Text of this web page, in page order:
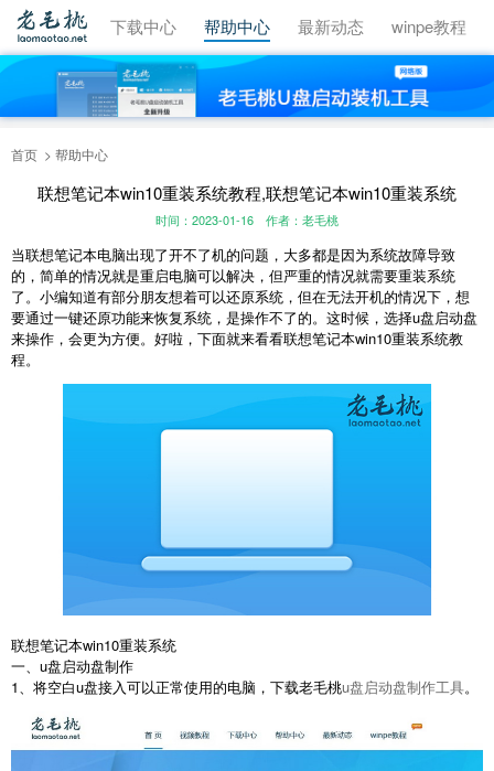
视频教程 下载中心 帮助中心 最新动态 winpe教程
首页 帮助中心
联想笔记本win10重装系统教程,联想笔记本win10重装系统
时间：2023-01-16 作者：老毛桃
当联想笔记本电脑出现了开不了机的问题，大多都是因为系统故障导致
的，简单的情况就是重启电脑可以解决，但严重的情况就需要重装系统
了。小编知道有部分朋友想着可以还原系统，但在无法开机的情况下，想
要通过一键还原功能来恢复系统，是操作不了的。这时候，选择u盘启动盘
来操作，会更为方便。好啦，下面就来看看联想笔记本win10重装系统教
程。
联想笔记本win10重装系统
一、u盘启动盘制作
1、将空白u盘接入可以正常使用的电脑，下载老毛桃u盘启动盘制作工具。